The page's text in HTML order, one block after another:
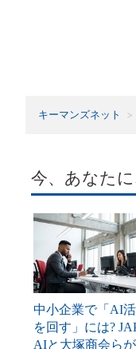
キーマンズネット